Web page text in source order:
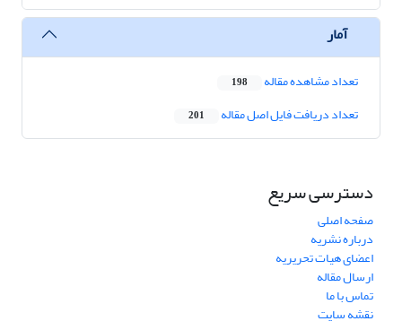
آمار
تعداد مشاهده مقاله 198
تعداد دریافت فایل اصل مقاله 201
دسترسی سریع
صفحه اصلی
درباره نشریه
اعضای هیات تحریریه
ارسال مقاله
تماس با ما
نقشه سایت